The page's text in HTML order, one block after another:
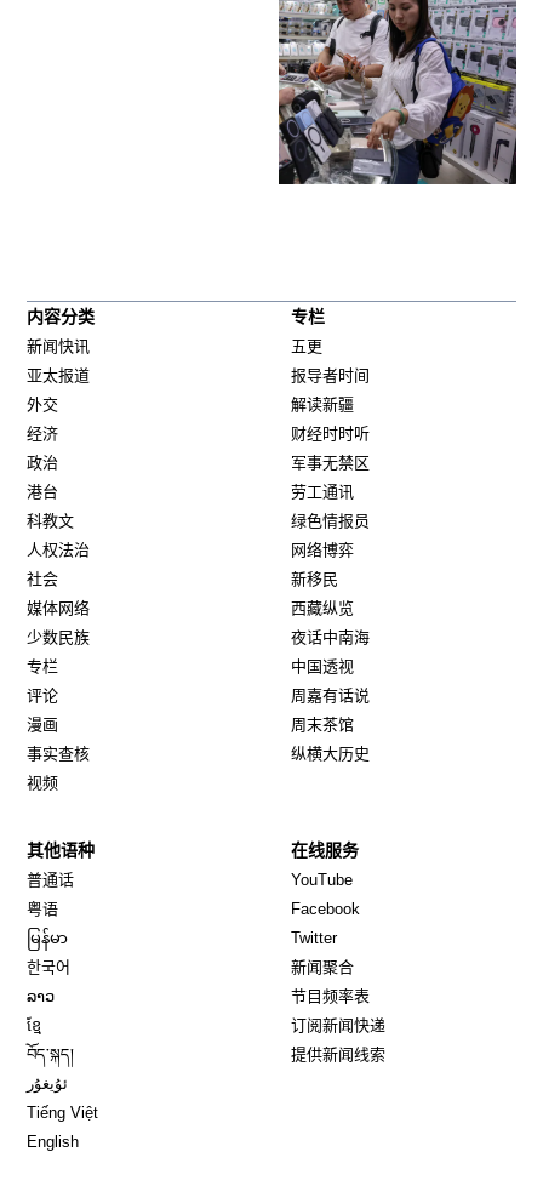
内容分类
新闻快讯
亚太报道
外交
经济
政治
港台
科教文
人权法治
社会
媒体网络
少数民族
专栏
评论
漫画
事实查核
视频
专栏
五更
报导者时间
解读新疆
财经时时听
军事无禁区
劳工通讯
绿色情报员
网络博弈
新移民
西藏纵览
夜话中南海
中国透视
周嘉有话说
周末茶馆
纵横大历史
其他语种
普通话
粤语
မြန်မာ
한국어
ລາວ
ខ្មែ
བོད་སྐད།
ئۇيغۇر
Tiếng Việt
English
在线服务
YouTube
Facebook
TwitterOpens in new window
新闻聚合
节目频率表
订阅新闻快递
提供新闻线索